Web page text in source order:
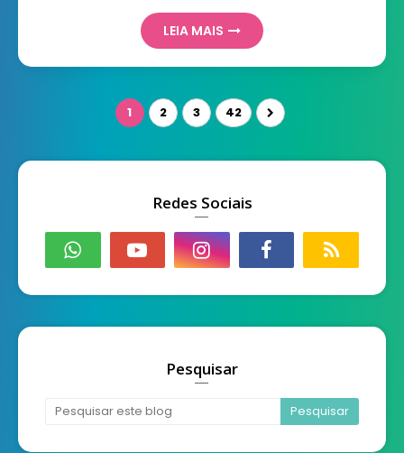
LEIA MAIS
1 2 3 42
Redes Sociais
Pesquisar